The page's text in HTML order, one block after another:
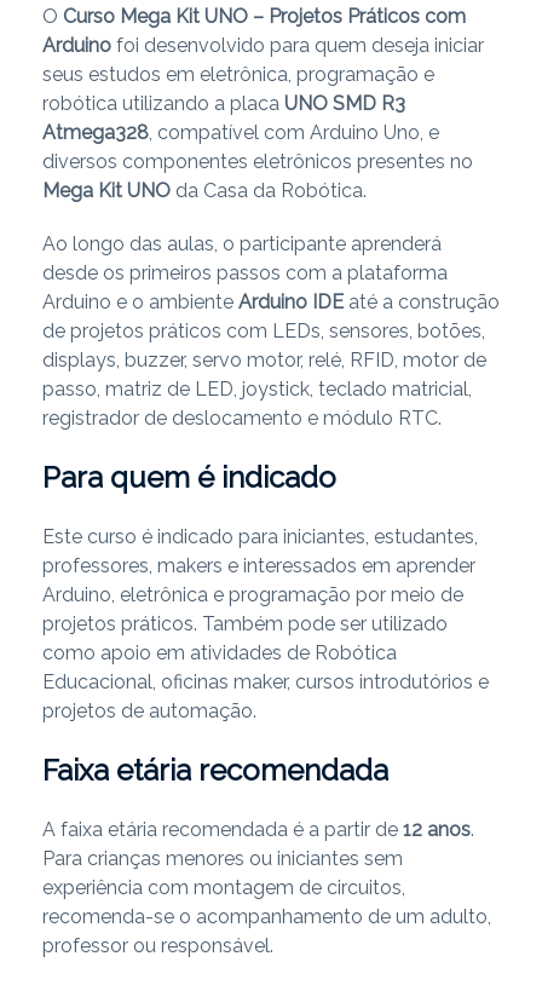
O Curso Mega Kit UNO – Projetos Práticos com
Arduino foi desenvolvido para quem deseja iniciar
seus estudos em eletrônica, programação e
robótica utilizando a placa UNO SMD R3
Atmega328 , compatível com Arduino Uno, e
diversos componentes eletrônicos presentes no
Mega Kit UNO da Casa da Robótica.
Ao longo das aulas, o participante aprenderá
desde os primeiros passos com a plataforma
Arduino e o ambiente Arduino IDE até a construção
de projetos práticos com LEDs, sensores, botões,
displays, buzzer, servo motor, relé, RFID, motor de
passo, matriz de LED, joystick, teclado matricial,
registrador de deslocamento e módulo RTC.
Para quem é indicado
Este curso é indicado para iniciantes, estudantes,
professores, makers e interessados em aprender
Arduino, eletrônica e programação por meio de
projetos práticos. Também pode ser utilizado
como apoio em atividades de Robótica
Educacional, oficinas maker, cursos introdutórios e
projetos de automação.
Faixa etária recomendada
A faixa etária recomendada é a partir de 12 anos.
Para crianças menores ou iniciantes sem
experiência com montagem de circuitos,
recomenda-se o acompanhamento de um adulto,
professor ou responsável.